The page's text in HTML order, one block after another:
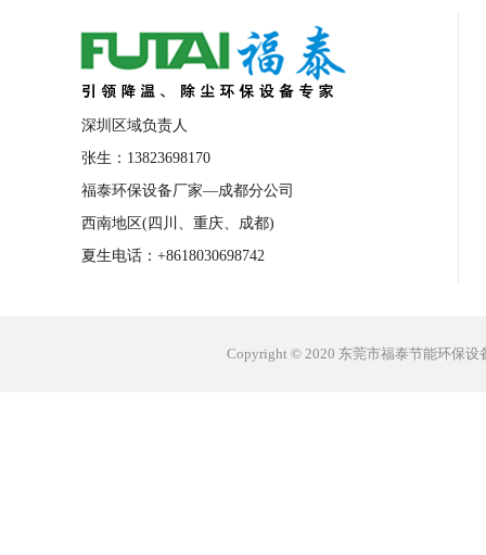
深圳区域负责人
张生：13823698170
福泰环保设备厂家—成都分公司
西南地区(四川、重庆、成都)
夏生电话：+8618030698742
Copyright © 2020 东莞市福泰节能环保设